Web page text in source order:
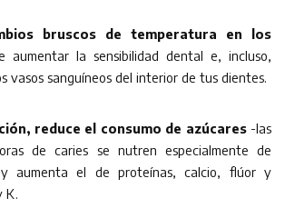
bruscos de temperatura en los
aumentar la sensibilidad dental e, incluso,
vasos sanguíneos del interior de tus dientes.
reduce el consumo de azúcares -las
de caries se nutren especialmente de
aumenta el de proteínas, calcio, flúor y
K.